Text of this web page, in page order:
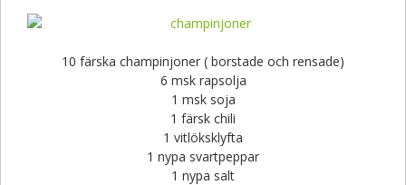
10 färska champinjoner ( borstade och rensade)
6 msk rapsolja
1 msk soja
1 färsk chili
1 vitlöksklyfta
1 nypa svartpeppar
1 nypa salt